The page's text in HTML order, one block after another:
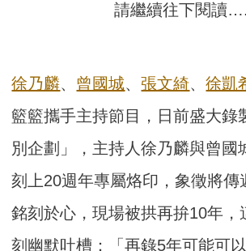
請繼續往下閱讀….
徐乃麟、 曾國城、張文綺、徐凱
籃籃攜手主持節目，日前盛大錄
別企劃」，主持人徐乃麟與曾國
刻上20週年專屬烙印，象徵將傳
銘刻於心，現場被拱再拚10年，
刻幽默吐槽：「再錄5年可能可